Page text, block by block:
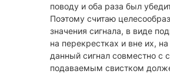
поводу и оба раза был
Поэтому считаю
значения сигнала, в виде
на перекрестках и вне их,
данный сигнал совместно с
подаваемым свистком